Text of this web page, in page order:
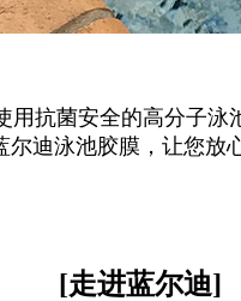
抗菌安全的高分子泳
尔迪泳池胶膜，让您放
[走进蓝尔迪]